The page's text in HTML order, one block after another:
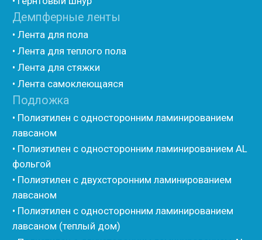
• Вспененный полиэтилен рулонный НПЭ
• Подложка под ламинат НПЭ
Мастика и герметик
• Мастика для швов
• Герметик для швов
• Rustil
• Korall
• Ecoroom
• Oppa
Другие товары
• Герлен
• Пороизол
• Техническая изоляция Хотпайп
• Ру-флекс
• K-flex
• Вспененный каучук
• Вспененные EPDM уплотнители